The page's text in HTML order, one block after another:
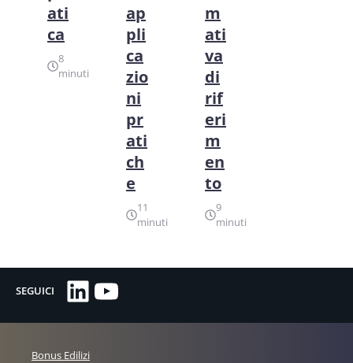
ati
ca
8
minuti
ap
pli
ca
zio
ni
pr
ati
ch
e
11
minuti
m
ati
va
di
rif
eri
m
en
to
9
minuti
SEGUICI LinkedIn
YouTube
Bonus Edilizi